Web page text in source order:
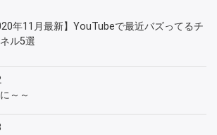
年11月最新】YouTubeで最近バズってるチ
ル5選
～～